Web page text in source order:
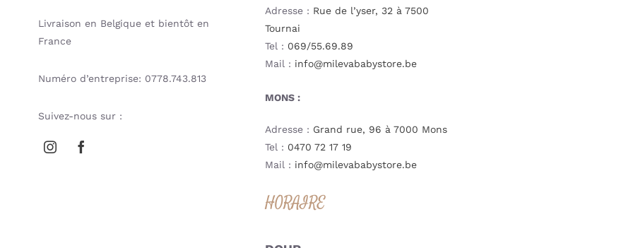
Livraison en Belgique et bientôt en
France
Numéro d’entreprise: 0778.743.813
Suivez-nous sur :
Adresse : Rue de l’yser, 32 à 7500
Tournai
Tel : 069/55.69.89
Mail : info@milevababystore.be
MONS :
Adresse : Grand rue, 96 à 7000 Mons
Tel : 0470 72 17 19
Mail : info@milevababystore.be
HORAIRE